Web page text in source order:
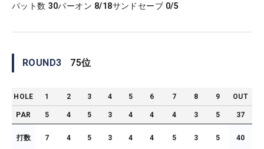
パット数 30パーオン 8/18サンドセーブ 0/5
ROUND3 75位
HOLE 1 2 3 4 5 6 7 8 9 OUT
PAR 5 4 5 3 4 4 4 3 5 37
打数 7 4 5 3 4 4 5 3 5 40